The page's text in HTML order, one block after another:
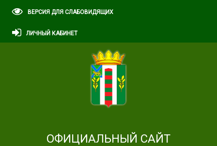
ВЕРСИЯ ДЛЯ СЛАБОВИДЯЩИХ
ЛИЧНЫЙ КАБИНЕТ
ОФИЦИАЛЬНЫЙ САЙТ